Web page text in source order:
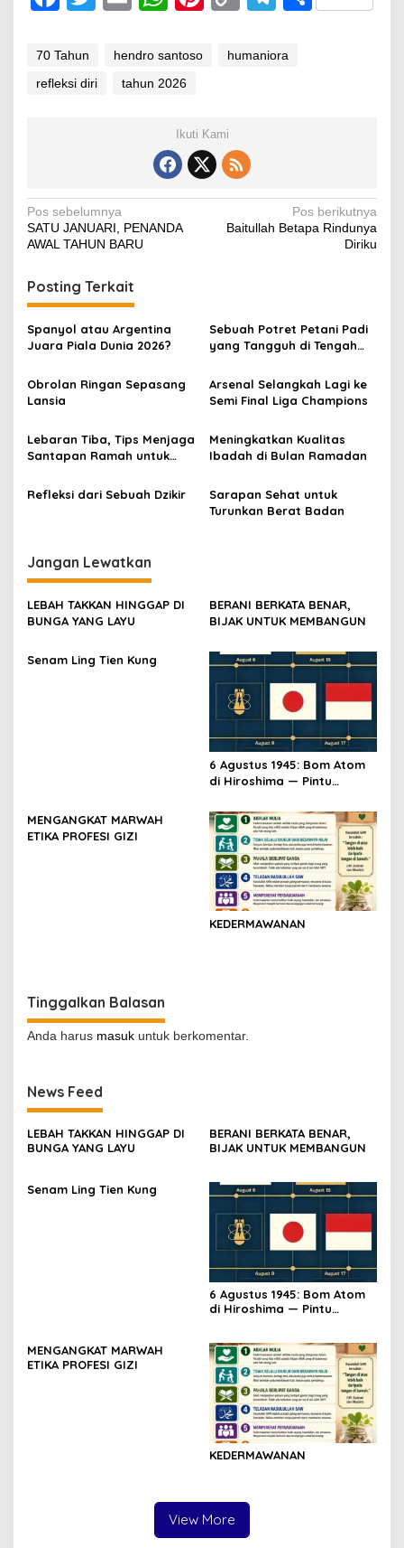
c
e
k
er
ail at
s
p
p
er p
k
e
70 Tahun hendro santoso
humaniora
refleksi diri
tahun 2026
Ikuti Kami
Navigasi
pos
Pos sebelumnya
SATU JANUARI, PENANDA
AWAL TAHUN BARU
Pos berikutnya
Baitullah Betapa Rindunya
Diriku
Posting Terkait
Spanyol atau Argentina
Juara Piala Dunia 2026?
Sebuah Potret Petani Padi
yang Tangguh di Tengah
Obrolan Ringan Sepasang
Lansia
Arsenal Selangkah Lagi ke
Semi Final Liga Champions
Lebaran Tiba, Tips Menjaga
Santapan Ramah untuk
Meningkatkan Kualitas
Ibadah di Bulan Ramadan
Refleksi dari Sebuah Dzikir
Sarapan Sehat untuk
Turunkan Berat Badan
Jangan Lewatkan
LEBAH TAKKAN HINGGAP DI
BUNGA YANG LAYU
BERANI BERKATA BENAR,
BIJAK UNTUK MEMBANGUN
Senam Ling Tien Kung
6 Agustus 1945: Bom Atom
di Hiroshima — Pintu
Indonesia
MENGANGKAT MARWAH
ETIKA PROFESI GIZI
KEDERMAWANAN
Tinggalkan Balasan
Anda harus masuk untuk berkomentar.
News Feed
LEBAH TAKKAN HINGGAP DI
BUNGA YANG LAYU
BERANI BERKATA BENAR,
BIJAK UNTUK MEMBANGUN
Senam Ling Tien Kung
6 Agustus 1945: Bom Atom
di Hiroshima — Pintu
MENGANGKAT MARWAH
ETIKA PROFESI GIZI
KEDERMAWANAN
View More